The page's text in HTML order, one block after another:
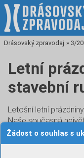
Žádost o souhlas s
Drásovský zpravodaj » 3/
Letní
stavební
Letošní letní
Naše současná
pokračuje dle plánu.
plášti budovy a